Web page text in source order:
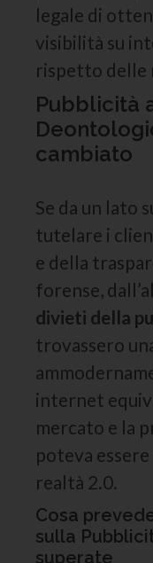
legale di
visibilità su
rispetto delle
Pubblicità
cambiato
Se da un lato
tutelare i
e della
forense,
divieti della
trovassero
internet
mercato e la
poteva
realtà 2.0.
Cosa
sulla
superate